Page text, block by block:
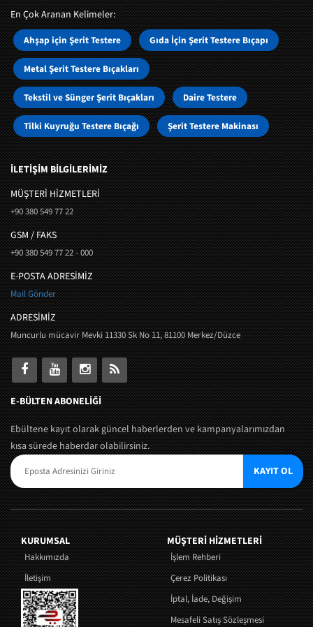
En Çok Aranan Kelimeler:
Ahşap için Şerit Testere Gıda İçin Şerit Testere Bıçapı
Metal Şerit Testere Bıçakları
Tekstil ve Sünger Şerit Bıçakları Daire Testere
Tilki Kuyruğu Testere Bıçağı Şerit Testere Makinası
İLETİŞİM BİLGİLERİMİZ
MÜŞTERI HIZMETLERI
+90 380 549 77 22
GSM / FAKS
+90 380 549 77 22 - 000
E-POSTA ADRESİMİZ
Mail Gönder
ADRESİMİZ
Muncurlu mücavir Mevki 11330 Sk No 11, 81100 Merkez/Düzce
E-BÜLTEN ABONELİĞİ
Ebültene kayıt olarak güncel haberlerden ve kampanyalarımızdan
kısa sürede haberdar olabilirsiniz.
KAYIT OL
KURUMSAL
Hakkımızda
İletişim
MÜŞTERI HIZMETLERI
İşlem Rehberi
Çerez Politikası
İptal, İade, Değişim
Mesafeli Satış Sözleşmesi